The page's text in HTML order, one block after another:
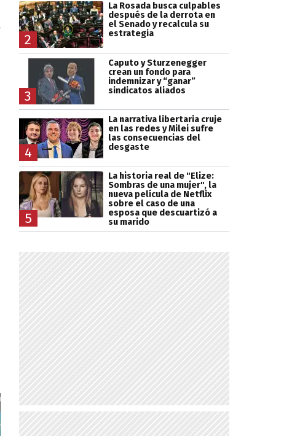
2
La Rosada busca culpables
después de la derrota en
el Senado y recalcula su
estrategia
3
Caputo y Sturzenegger
crean un fondo para
indemnizar y “ganar”
sindicatos aliados
4
La narrativa libertaria cruje
en las redes y Milei sufre
las consecuencias del
desgaste
5
La historia real de "Elize:
Sombras de una mujer", la
nueva película de Netflix
sobre el caso de una
esposa que descuartizó a
su marido